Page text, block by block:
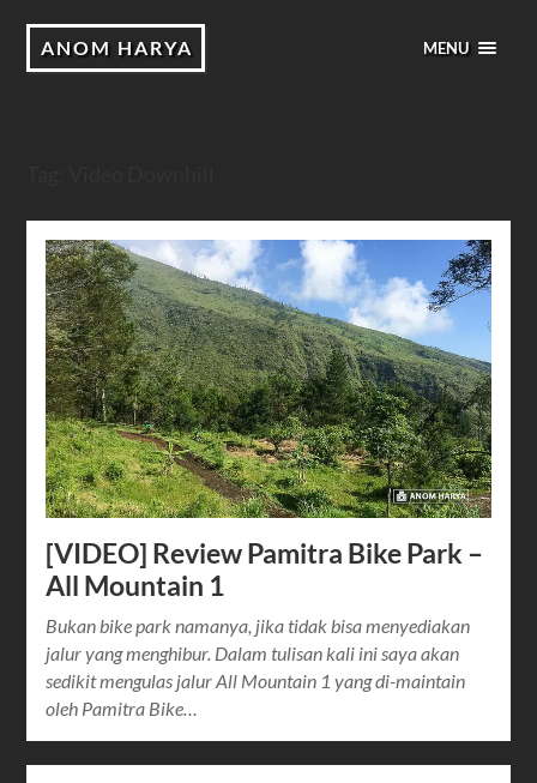
ANOM HARYA MENU
[VIDEO] Review Pamitra Bike Park –
All Mountain 1
Bukan bike park namanya, jika tidak bisa menyediakan
jalur yang menghibur. Dalam tulisan kali ini saya akan
sedikit mengulas jalur All Mountain 1 yang di-maintain
oleh Pamitra Bike…